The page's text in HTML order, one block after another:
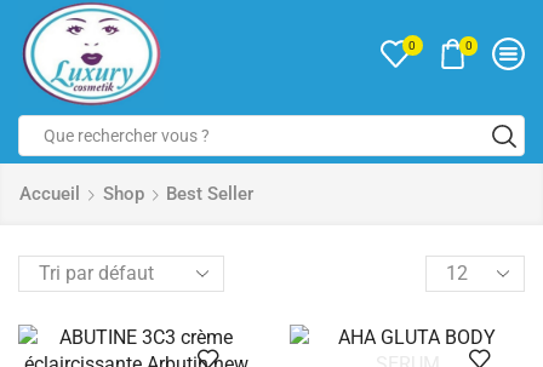
0 0
Accueil Shop Best Seller